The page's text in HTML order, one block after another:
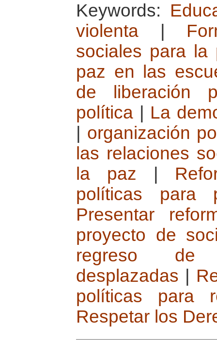
Keywords:
violenta
sociales para la
paz en las
de liberación
política
La
organización
las relaciones
la paz
políticas para
Presentar
proyecto de
regreso de
desplazadas
políticas para
Respetar los